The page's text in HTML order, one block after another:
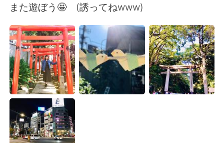
また遊ぼう🤩 (誘ってねwww)